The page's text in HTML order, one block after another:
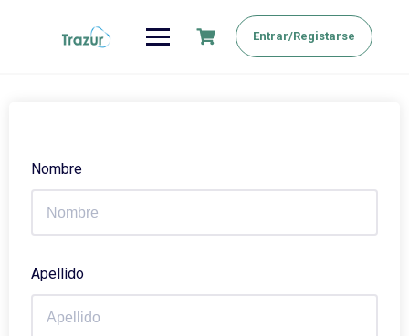
Entrar/Registarse
Nombre
Apellido